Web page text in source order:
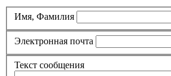
Имя, Фамилия
Электронная почта
Текст сообщения